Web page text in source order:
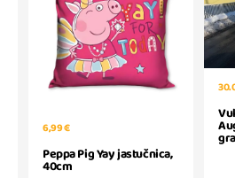
6,99 €
Peppa Pig Yay jastučnica,
40cm